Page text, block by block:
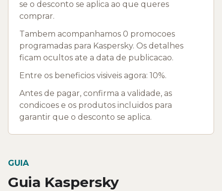
se o desconto se aplica ao que queres
comprar.
Tambem acompanhamos 0 promocoes
programadas para Kaspersky. Os detalhes
ficam ocultos ate a data de publicacao.
Entre os beneficios visiveis agora: 10%.
Antes de pagar, confirma a validade, as
condicoes e os produtos incluidos para
garantir que o desconto se aplica.
GUIA
Guia Kaspersky